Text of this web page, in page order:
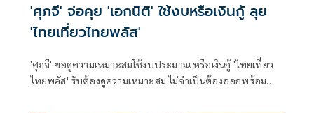
'ศุภจี' จ่อคุย 'เอกนิติ' ใช้งบหรือเงินกู้ ลุย
'ไทยเที่ยวไทยพลัส'
'ศุภจี' ขอดูความเหมาะสมใช้งบประมาณ หรือเงินกู้ 'ไทยเที่ยว
ไทยพลัส' รับต้องดูความเหมาะสม ไม่จำเป็นต้องออกพร้อม